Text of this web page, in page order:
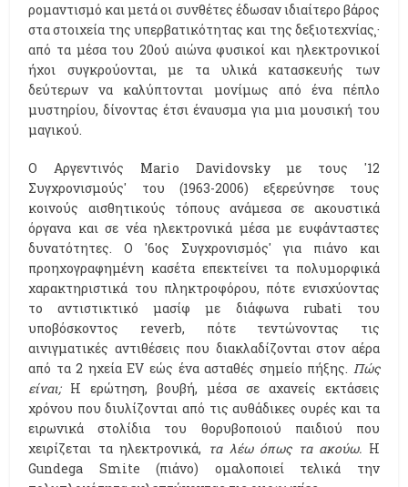
ρομαντισμό και μετά οι συνθέτες έδωσαν ιδιαίτερο βάρος
στα στοιχεία της υπερβατικότητας και της δεξιοτεχνίας¸·
από τα μέσα του 20ού αιώνα φυσικοί και ηλεκτρονικοί
ήχοι συγκρούονται, με τα υλικά κατασκευής των
δεύτερων να καλύπτονται μονίμως από ένα πέπλο
μυστηρίου, δίνοντας έτσι έναυσμα για μια μουσική του
μαγικού.
Ο Αργεντινός Mario Davidovsky με τους '12
Συγχρονισμούς' του (1963-2006) εξερεύνησε τους
κοινούς αισθητικούς τόπους ανάμεσα σε ακουστικά
όργανα και σε νέα ηλεκτρονικά μέσα με ευφάνταστες
δυνατότητες. Ο '6ος Συγχρονισμός' για πιάνο και
προηχογραφημένη κασέτα επεκτείνει τα πολυμορφικά
χαρακτηριστικά του πληκτροφόρου, πότε ενισχύοντας
το αντιστικτικό μασίφ με διάφωνα rubati του
υποβόσκοντος reverb, πότε τεντώνοντας τις
αινιγματικές αντιθέσεις που διακλαδίζονται στον αέρα
από τα 2 ηχεία EV εώς ένα ασταθές σημείο πήξης. Πώς
είναι;Η ερώτηση, βουβή, μέσα σε αχανείς εκτάσεις
χρόνου που διυλίζονται από τις αυθάδικες ουρές και τα
ειρωνικά στολίδια του θορυβοποιού παιδιού που
χειρίζεται τα ηλεκτρονικά, τα λέω όπως τα ακούω. Η
Gundega Smite (πιάνο) ομαλοποιεί τελικά την